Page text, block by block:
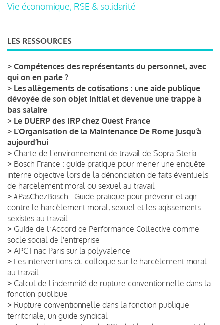
Vie économique, RSE & solidarité
LES RESSOURCES
> Compétences des représentants du personnel, avec
qui on en parle ?
> Les allègements de cotisations : une aide publique
dévoyée de son objet initial et devenue une trappe à
bas salaire
> Le DUERP des IRP chez Ouest France
> L’Organisation de la Maintenance De Rome jusqu’à
aujourd’hui
> Charte de l'environnement de travail de Sopra-Steria
> Bosch France : guide pratique pour mener une enquête
interne objective lors de la dénonciation de faits éventuels
de harcèlement moral ou sexuel au travail
> #PasChezBosch : Guide pratique pour prévenir et agir
contre le harcèlement moral, sexuel et les agissements
sexistes au travail
> Guide de lʼAccord de Performance Collective comme
socle social de l'entreprise
> APC Fnac Paris sur la polyvalence
> Les interventions du colloque sur le harcèlement moral
au travail
> Calcul de l'indemnité de rupture conventionnelle dans la
fonction publique
> Rupture conventionnelle dans la fonction publique
territoriale, un guide syndical